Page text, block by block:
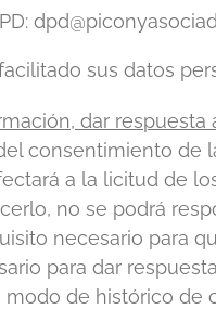
sus datos
dar
consentimiento
a la licitud de
no se podrá
necesario para
para dar
de histórico